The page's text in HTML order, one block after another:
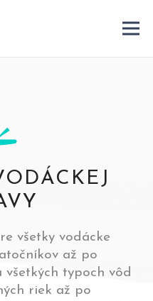
všetky vodácke
až po
všetkých typoch vôd
riek až po